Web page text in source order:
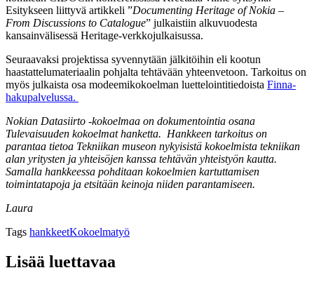
Esitykseen liittyvä artikkeli ”Documenting Heritage of Nokia –
From Discussions to Catalogue” julkaistiin alkuvuodesta
kansainvälisessä Heritage-verkkojulkaisussa.
Seuraavaksi projektissa syvennytään jälkitöihin eli kootun
haastattelumateriaalin pohjalta tehtävään yhteenvetoon. Tarkoitus on
myös julkaista osa modeemikokoelman luettelointitiedoista Finna-
hakupalvelussa.
Nokian Datasiirto -kokoelmaa on dokumentointia osana
Tulevaisuuden kokoelmat hanketta. Hankkeen tarkoitus on
parantaa tietoa Tekniikan museon nykyisistä kokoelmista tekniikan
alan yritysten ja yhteisöjen kanssa tehtävän yhteistyön kautta.
Samalla hankkeessa pohditaan kokoelmien kartuttamisen
toimintatapoja ja etsitään keinoja niiden parantamiseen.
Laura
Tags hankkeetKokoelmatyö
Lisää luettavaa